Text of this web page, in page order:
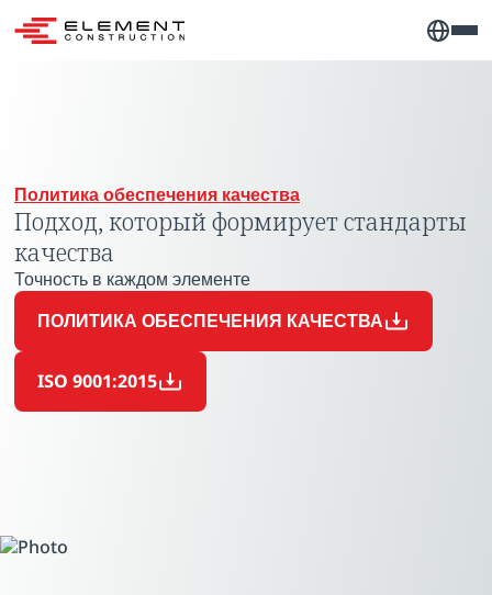
Политика обеспечения качества
Подход, который формирует стандарты
качества
Точность в каждом элементе
ПОЛИТИКА ОБЕСПЕЧЕНИЯ КАЧЕСТВА
ISO 9001:2015